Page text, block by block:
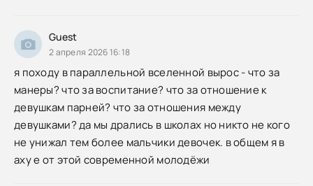
Guest
2 апреля 2026 16:18
я походу в параллельной вселенной вырос - что за
манеры? что за воспитание? что за отношение к
девушкам парней? что за отношения между
девушками? да мы дрались в школах но никто не кого
не унижал тем более мальчики девочек. в общем я в
аху е от этой современной молодёжи